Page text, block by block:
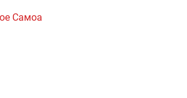
Самоа